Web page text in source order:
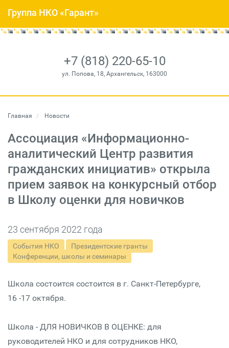
+7 (818) 220-65-10
ул. Попова, 18, Архангельск, 163000
Группа НКО «Гарант»
Главная Новости
Ассоциация «Информационно-
аналитический Центр развития
гражданских инициатив» открыла
прием заявок на конкурсный отбор
в Школу оценки для новичков
23 сентября 2022 года
События НКО
Президентские гранты
Конференции, школы и семинары
Школа состоится состоится в г. Санкт-Петербурге,
16 -17 октября.
Школа - ДЛЯ НОВИЧКОВ В ОЦЕНКЕ: для
руководителей НКО и для сотрудников НКО,